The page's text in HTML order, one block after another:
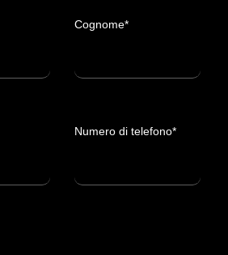
Cognome*
Numero di telefono*